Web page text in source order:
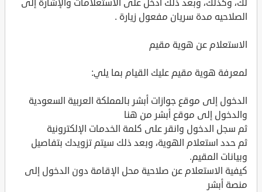
لك، وكذلك، وبعد ذلك ادخل على الاستعلامات والإشارة إلى
الصلاحيه مدة سريان مفعول زيارة .
الاستعلام عن هوية مقيم
لمعرفة هوية مقيم عليك القيام بما يلي:
الدخول إلى موقع جوازات أبشر بالمملكة العربية السعودية
والدخول إلى موقع أبشر من هنا
ثم سجل الدخول وانقر على كلمة الخدمات الإلكترونية
ثم حدد استعلام الهوية، وبعد ذلك سيتم تزويدك بتفاصيل
وبيانات المقيم.
كيفية الاستعلام عن صلاحية محل الإقامة دون الدخول إلى
منصة أبشر